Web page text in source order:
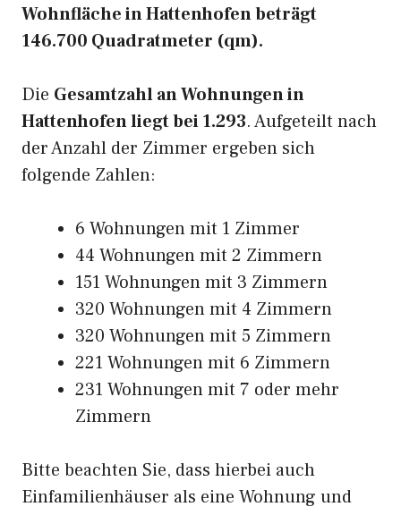
Wohnfläche in Hattenhofen beträgt
146.700 Quadratmeter (qm).
Die Gesamtzahl an Wohnungen in
Hattenhofen liegt bei 1.293. Aufgeteilt nach
der Anzahl der Zimmer ergeben sich
folgende Zahlen:
6 Wohnungen mit 1 Zimmer
44 Wohnungen mit 2 Zimmern
151 Wohnungen mit 3 Zimmern
320 Wohnungen mit 4 Zimmern
320 Wohnungen mit 5 Zimmern
221 Wohnungen mit 6 Zimmern
231 Wohnungen mit 7 oder mehr
Zimmern
Bitte beachten Sie, dass hierbei auch
Einfamilienhäuser als eine Wohnung und